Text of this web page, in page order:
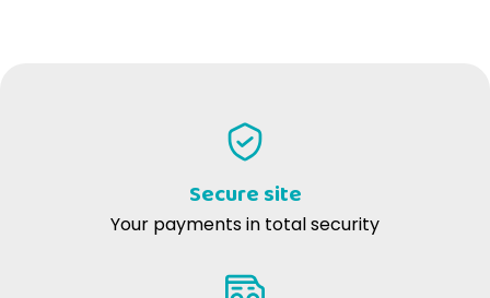
Secure site
Your payments in total security